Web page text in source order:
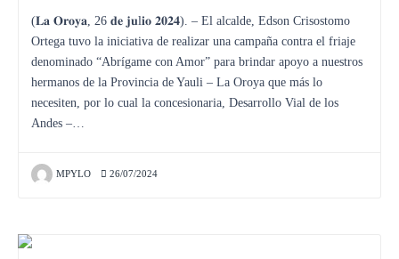
(𝐋𝐚 𝐎𝐫𝐨𝐲𝐚, 26 𝐝𝐞 𝐣𝐮l𝐢𝐨 𝟐𝟎𝟐𝟒). – El alcalde, Edson Crisostomo
Ortega tuvo la iniciativa de realizar una campaña contra el friaje
denominado “Abrígame con Amor” para brindar apoyo a nuestros
hermanos de la Provincia de Yauli – La Oroya que más lo
necesiten, por lo cual la concesionaria, Desarrollo Vial de los
Andes –…
MPYLO 26/07/2024